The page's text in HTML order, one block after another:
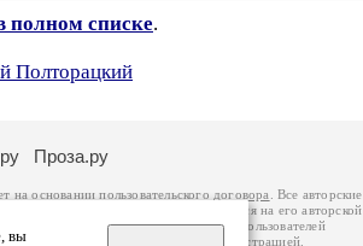
полном списке.
Полторацкий
вы
Проза.ру
на основаниипользовательского договора
. Все авторские
к которому вы можете обратиться на его авторской
Российской Федерации. Данные пользователей
о портале связаться с администрацией